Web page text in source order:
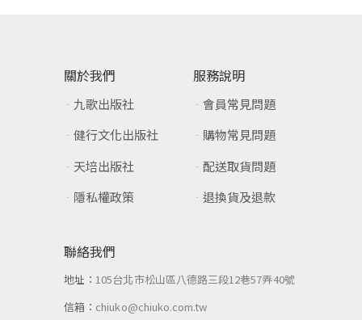
關於我們
九歌出版社
健行文化出版社
天培出版社
隱私權政策
服務說明
會員常見問題
購物常見問題
配送取貨問題
退換貨及退款
聯絡我們
地址： 105台北市松山區八德路三段12巷57弄40號
信箱： chiuko@chiuko.com.tw